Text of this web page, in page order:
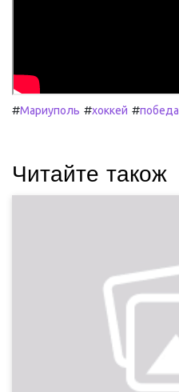
#Мариуполь #хоккей #победа
Читайте також